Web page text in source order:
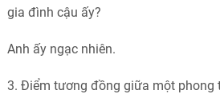
gia đình cậu ấy?
Anh ấy ngạc nhiên.
3. Điểm tương đồng giữa một phong